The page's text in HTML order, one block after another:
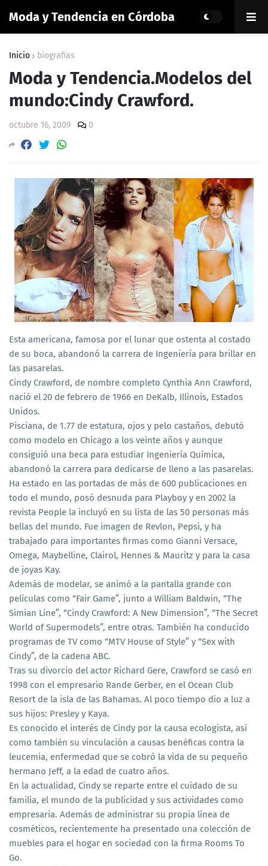
Moda y Tendencia en Córdoba
Inicio biografias
Moda y Tendencia.Modelos del
mundo:Cindy Crawford.
octubre 16, 2009 0
Esta americana, famosa por el lunar que ostenta al costado
de su boca, abandonó la carrera de Ingeniería para brillar en
las pasarelas.
Cindy Crawford, de nombre completo Cynthia Ann Crawford,
nació el 20 de febrero de 1966 en DeKalb, Illinois, Estados
Unidos.
Pisciana, de 1.77 de estatura, ojos y pelo castaños, debutó
como modelo en Chicago a los veinte años y aunque
consiguió una beca para estudiar Ingeniería Química,
abandonó la carrera para dedicarse de lleno a las pasarelas.
Ha estado en las portadas de más de 600 publicaciones en
todo el mundo, posó desnuda para Playboy y en 2002 la
revista People la incluyó en su lista de las 50 personas más
bellas del mundo. Fue imagen de Revlon, Pepsi, y ha
trabajado para importantes firmas como Gianni Versace,
Omega, Maybelline, Clairol, Hennes & Mauritz y para la casa
de joyas Kay.
Además de modelar, se animó a la pantalla grande con
películas como “Fair Game”, junto a William Baldwin, “The
Simian Line”, “Cindy Crawford: A New Dimension”, “The Secret
World of Supermodels”, entre otras. También ha conducido
programas de TV como “MTV House of Style” y “Sex with
Cindy”, de la cadena ABC.
Tras su divorcio del actor Richard Gere, Crawford se casó en
1998 con el empresario Rande Gerber, en el Ocean Club
Resort de la isla de las Bahamas. Al poco tiempo dio a luz a
sus hijos: Presley y Kaya.
Es conocido el interés de Cindy por la causa ecologista, así
como también su vinculación a causas benéficas contra la
leucemia, enfermedad que se cobró la vida de su pequeño
hermano Jeff, a la edad de cuatro años.
En la actualidad, Cindy se reparte entre el cuidado de su
familia, el mundo de la publicidad y sus actividades como
empresaria. Además de administrar su propia línea de
cosméticos, recientemente ha presentado una colección de
muebles para el hogar en sociedad con la firma Rooms To
Go.